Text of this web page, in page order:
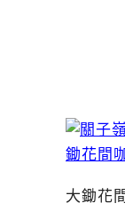
大鋤花